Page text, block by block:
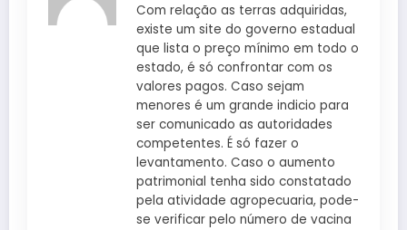
Com relação as terras adquiridas,
existe um site do governo estadual
que lista o preço mínimo em todo o
estado, é só confrontar com os
valores pagos. Caso sejam
menores é um grande indicio para
ser comunicado as autoridades
competentes. É só fazer o
levantamento. Caso o aumento
patrimonial tenha sido constatado
pela atividade agropecuaria, pode-
se verificar pelo número de vacina